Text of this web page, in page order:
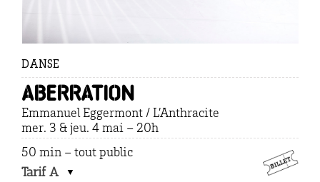
DANSE
Aberration
Emmanuel Eggermont / L’Anthracite
mer. 3 & jeu. 4 mai – 20h
50 min – tout public
Tarif A